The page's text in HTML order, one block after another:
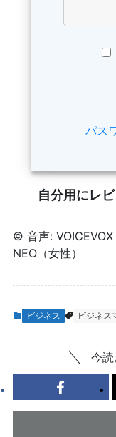
パス
自分用にレ
© 音声: VOICEVOX
NEO（女性）
ビジネス ビジネス
今